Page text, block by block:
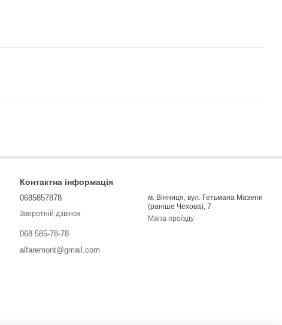
Контактна інформація
0685857878
Зворотній дзвінок
068 585-78-78
alfaremont@gmail.com
м. Вінниця, вул. Гетьмана Мазепи
(раніше Чехова), 7
Мапа проїзду